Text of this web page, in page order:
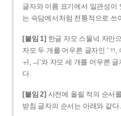
글자와 이름 표기에서 일관성이
는 속담에서처럼 전통적으로 쓰
[붙임 1] 한글 자모 스물넉 자만
자모 두 개를 어우른 글자인 ‘ㄲ,
ㅟ, ㅢ’와 자모 세 개를 어우른 글
다.
[붙임 2] 사전에 올릴 적의 순서
받침 글자의 순서는 아래와 같다.